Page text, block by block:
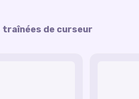
traînées de curseur